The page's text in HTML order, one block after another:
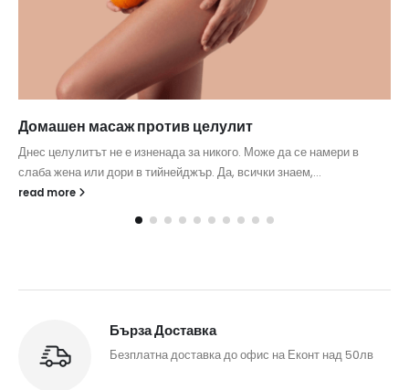
Домашен масаж против целулит
Днес целулитът не е изненада за никого. Може да се намери в
слаба жена или дори в тийнейджър. Да, всички знаем,...
read more
Бърза Доставка
Безплатна доставка до офис на Еконт над 50лв